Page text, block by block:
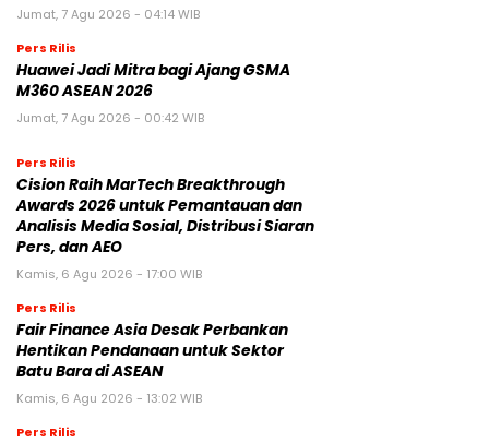
Jumat, 7 Agu 2026 - 04:14 WIB
Pers Rilis
Huawei Jadi Mitra bagi Ajang GSMA
M360 ASEAN 2026
Jumat, 7 Agu 2026 - 00:42 WIB
Pers Rilis
Cision Raih MarTech Breakthrough
Awards 2026 untuk Pemantauan dan
Analisis Media Sosial, Distribusi Siaran
Pers, dan AEO
Kamis, 6 Agu 2026 - 17:00 WIB
Pers Rilis
Fair Finance Asia Desak Perbankan
Hentikan Pendanaan untuk Sektor
Batu Bara di ASEAN
Kamis, 6 Agu 2026 - 13:02 WIB
Pers Rilis